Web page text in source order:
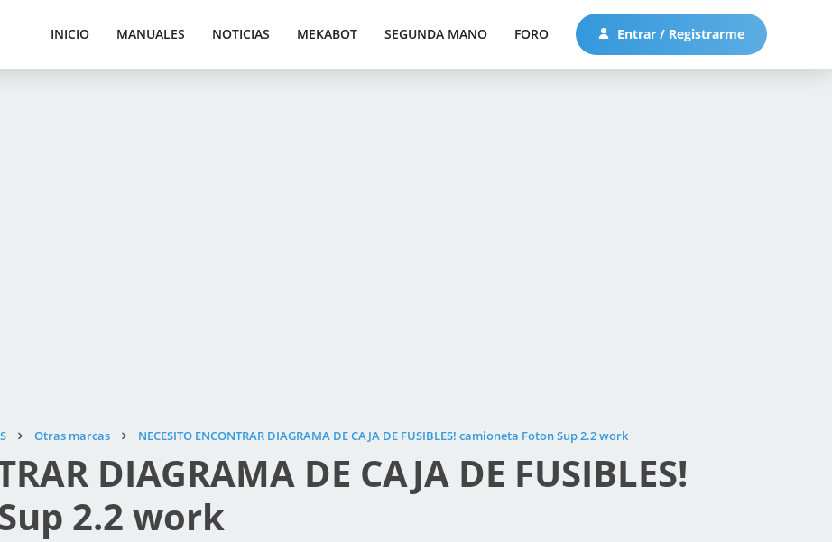
INICIO MANUALES NOTICIAS MEKABOT SEGUNDA MANO FORO Entrar / Registrarme
Otras marcas NECESITO ENCONTRAR DIAGRAMA DE CAJA DE FUSIBLES! camioneta Foton Sup 2.2 work
DIAGRAMA DE CAJA DE FUSIBLES!
2.2 work